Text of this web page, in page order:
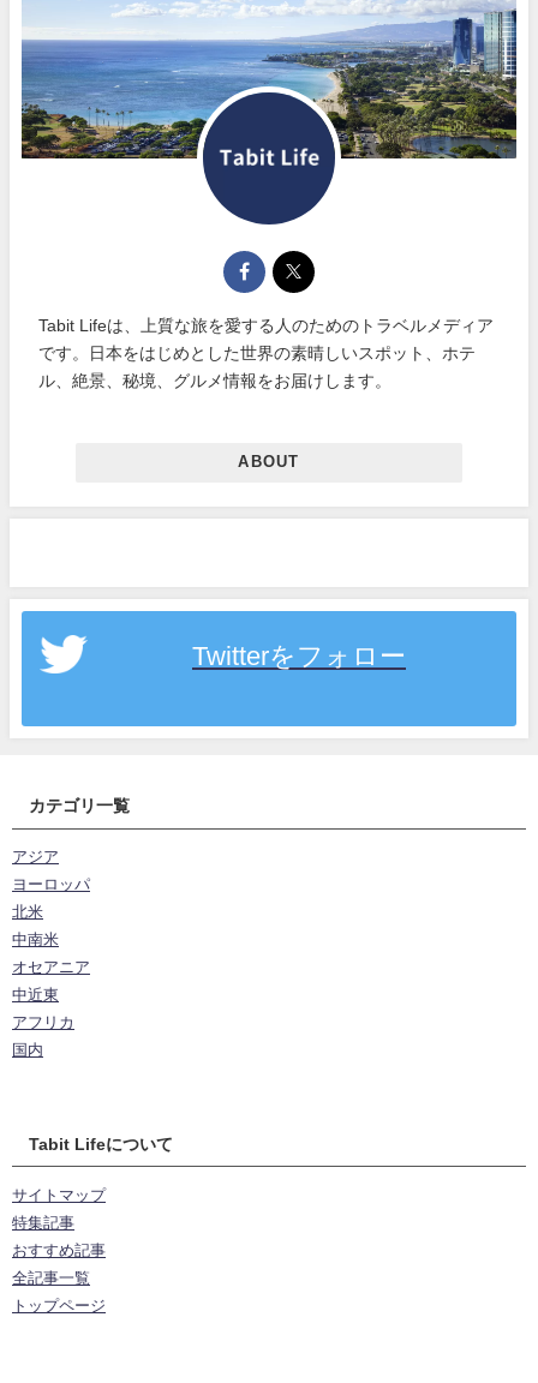
Tabit Lifeは、上質な旅を愛する人のためのトラベルメディア
です。日本をはじめとした世界の素晴しいスポット、ホテ
ル、絶景、秘境、グルメ情報をお届けします。
ABOUT
Twitterをフォロー
カテゴリ一覧
アジア
ヨーロッパ
北米
中南米
オセアニア
中近東
アフリカ
国内
Tabit Lifeについて
サイトマップ
特集記事
おすすめ記事
全記事一覧
トップページ